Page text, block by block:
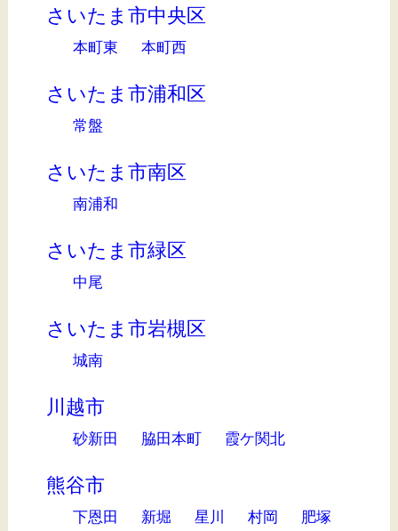
さいたま市中央区
本町東 本町西
さいたま市浦和区
常盤
さいたま市南区
南浦和
さいたま市緑区
中尾
さいたま市岩槻区
城南
川越市
砂新田 脇田本町 霞ケ関北
熊谷市
下恩田 新堀 星川 村岡 肥塚